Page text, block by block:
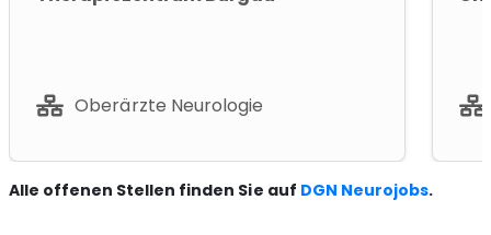
Oberärzte Neurologie
Alle offenen Stellen finden Sie auf DGN Neurojobs.